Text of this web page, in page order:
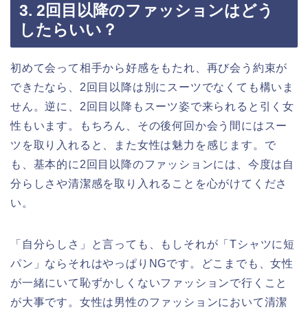
3. 2回目以降のファッションはどう
したらいい？
初めて会って相手から好感をもたれ、再び会う約束が
できたなら、2回目以降は別にスーツでなくても構いま
せん。逆に、2回目以降もスーツ姿で来られると引く女
性もいます。もちろん、その後何回か会う間にはスー
ツを取り入れると、また女性は魅力を感じます。で
も、基本的に2回目以降のファッションには、今度は自
分らしさや清潔感を取り入れることを心がけてくださ
い。
「自分らしさ」と言っても、もしそれが「Tシャツに短
パン」ならそれはやっぱりNGです。どこまでも、女性
が一緒にいて恥ずかしくないファッションで行くこと
が大事です。女性は男性のファッションにおいて清潔